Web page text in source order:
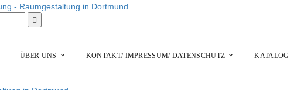
ÜBER UNS KONTAKT/ IMPRESSUM/ DATENSCHUTZ KATALOG